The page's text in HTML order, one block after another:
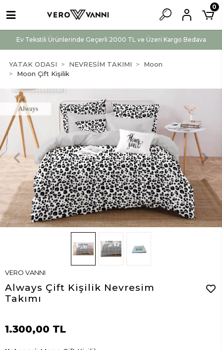
Ev Tekstili Ürünlerinde Geçerli 2000 TL ve Üzeri Kargo Bedava
0
YATAK ODASI NEVRESİM TAKIMI
Moon
Moon Çift Kişilik
VERO VANNI
Always Çift Kişilik Nevresim
Takımı
1.300,00 TL